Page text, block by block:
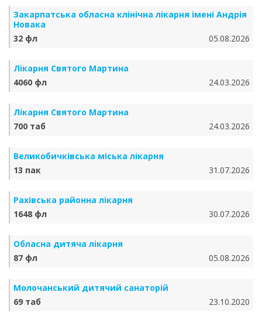
Закарпатська обласна клінічна лікарня імені Андрія
Новака
32 фл
05.08.2026
Лікарня Святого Мартина
4060 фл
24.03.2026
Лікарня Святого Мартина
700 таб
24.03.2026
Великобичківська міська лікарня
13 пак
31.07.2026
Рахівська районна лікарня
1648 фл
30.07.2026
Обласна дитяча лікарня
87 фл
05.08.2026
Молочанський дитячий санаторій
69 таб
23.10.2020